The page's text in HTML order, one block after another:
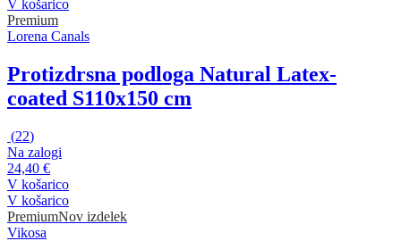
V košarico
Premium
Lorena Canals
Protizdrsna podloga Natural Latex-
coated S110x150 cm
(22)
Na zalogi
24,40 €
V košarico
V košarico
PremiumNov izdelek
Vikosa